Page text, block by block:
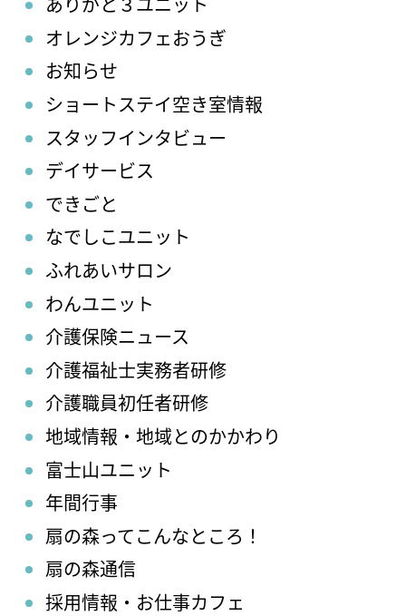
オレンジカフェおうぎ
お知らせ
ショートステイ空き室情報
スタッフインタビュー
デイサービス
できごと
なでしこユニット
ふれあいサロン
わんユニット
介護保険ニュース
介護福祉士実務者研修
介護職員初任者研修
地域情報・地域とのかかわり
富士山ユニット
年間行事
扇の森ってこんなところ！
扇の森通信
採用情報・お仕事カフェ